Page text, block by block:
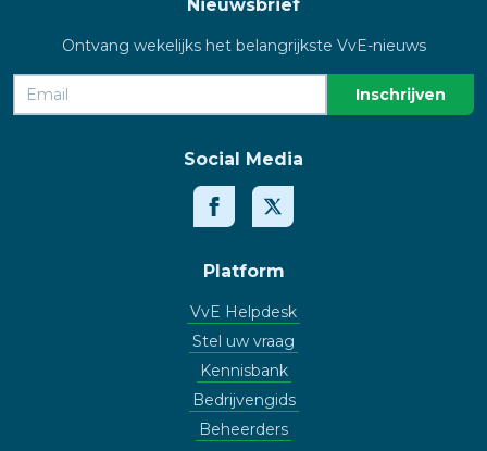
Nieuwsbrief
Ontvang wekelijks het belangrijkste VvE-nieuws
Social Media
Platform
VvE Helpdesk
Stel uw vraag
Kennisbank
Bedrijvengids
Beheerders